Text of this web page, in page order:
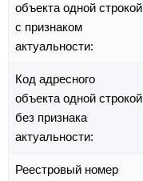
объекта одной строкой
с признаком
актуальности:
Код адресного
объекта одной строкой
без признака
актуальности:
Реестровый номер